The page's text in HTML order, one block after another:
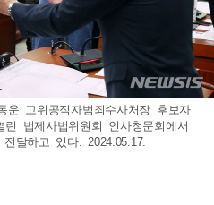
고위공직자범죄수사처장 후보자
법제사법위원회 인사청문회에서
달하고 있다. 2024.05.17.